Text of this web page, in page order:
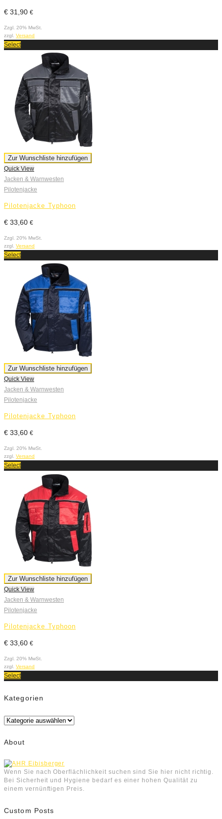
€ 31,90 €
Zzgl. 20% MwSt.
zzgl. Versand
Select
Zur Wunschliste hinzufügen
Quick View
Jacken & Warnwesten
Pilotenjacke
Pilotenjacke Typhoon
€ 33,60 €
Zzgl. 20% MwSt.
zzgl. Versand
Select
Zur Wunschliste hinzufügen
Quick View
Jacken & Warnwesten
Pilotenjacke
Pilotenjacke Typhoon
€ 33,60 €
Zzgl. 20% MwSt.
zzgl. Versand
Select
Zur Wunschliste hinzufügen
Quick View
Jacken & Warnwesten
Pilotenjacke
Pilotenjacke Typhoon
€ 33,60 €
Zzgl. 20% MwSt.
zzgl. Versand
Select
Kategorien
Kategorien
About
Wenn Sie nach Oberflächlichkeit suchen sind Sie hier nicht richtig.
Bei Sicherheit und Hygiene bedarf es einer hohen Qualität zu
einem vernünftigen Preis.
Custom Posts